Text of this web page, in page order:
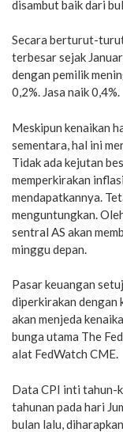
disambut baik dari
Secara berturut-
terbesar sejak
dengan pemilik
0,2%. Jasa naik 0,4%.
Meskipun kenaikan
sementara, hal ini
Tidak ada kejutan
memperkirakan
mendapatkannya.
menguntungkan.
sentral AS akan
minggu depan.
Pasar keuangan
diperkirakan dengan
akan menjeda
bunga utama The
alat FedWatch CME.
Data CPI inti tahun-
tahunan pada hari
bulan lalu,